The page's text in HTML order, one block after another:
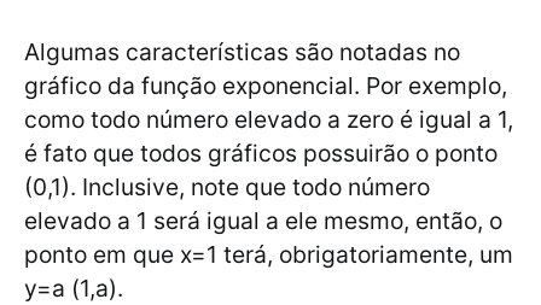
Algumas características são notadas no
gráfico da função exponencial. Por exemplo,
como todo número elevado a zero é igual a 1,
é fato que todos gráficos possuirão o ponto
(0,1). Inclusive, note que todo número
elevado a 1 será igual a ele mesmo, então, o
ponto em que x=1 terá, obrigatoriamente, um
y=a (1,a).